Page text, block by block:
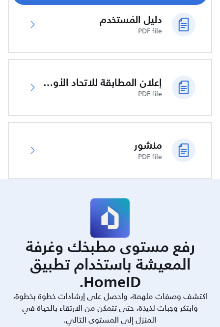
دليل المُستخدم
PDF file
إعلان المطابقة للاتحاد الأوروبي
PDF file
منشور
PDF file
رفع مستوى مطبخك وغرفة
المعيشة باستخدام تطبيق
HomeID.
اكتشف وصفات ملهمة، واحصل على إرشادات خطوة بخطوة،
وابتكر وجبات لذيذة، حتى تتمكن من الارتقاء بالحياة في
المنزل إلى المستوى التالي.